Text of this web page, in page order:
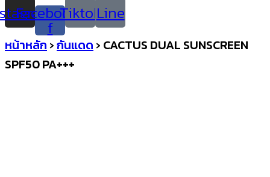
Facebook-
f
TiktokLine
หน้าหลัก ›กันแดด › CACTUS DUAL SUNSCREEN
SPF50 PA+++